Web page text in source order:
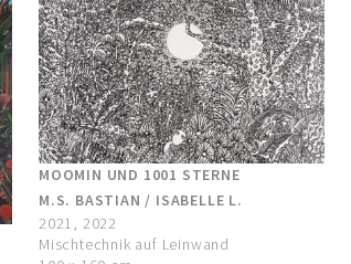
MOOMIN UND 1001 STERNE
M.S. BASTIAN / ISABELLE L.
2021, 2022
Mischtechnik auf Leinwand